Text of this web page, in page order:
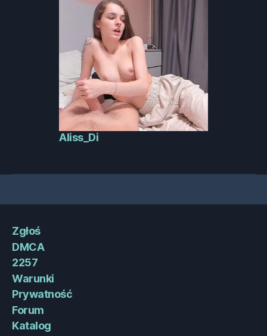
Aliss_Di
Zgłoś
DMCA
2257
Warunki
Prywatność
Forum
Katalog